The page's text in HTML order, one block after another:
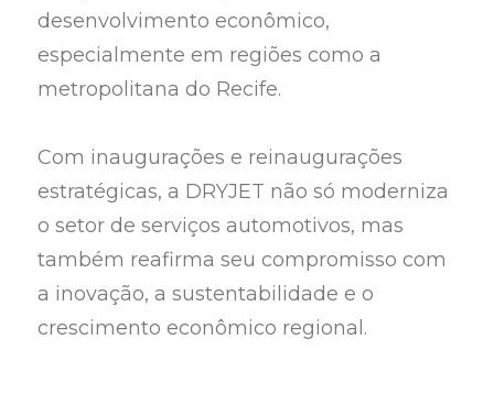
desenvolvimento econômico,
especialmente em regiões como a
metropolitana do Recife.
Com inaugurações e reinaugurações
estratégicas, a DRYJET não só moderniza
o setor de serviços automotivos, mas
também reafirma seu compromisso com
a inovação, a sustentabilidade e o
crescimento econômico regional.